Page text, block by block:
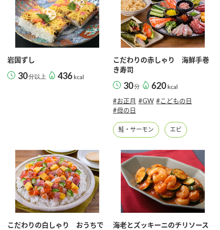
岩国ずし
30分以上 436 kcal
こだわりの赤しゃり 海鮮手巻
き寿司
30分 620 kcal
#お正月 #GW #こどもの日
#母の日
鮭・サーモン エビ
こだわりの白しゃり おうちで
海老とズッキーニのチリソース